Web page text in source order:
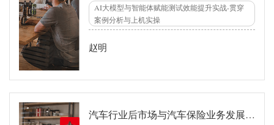
合质量与研发效能各典型场景需求，通过离
线开源大模型、AI智能体实现业务降本增效
的需求，如代码评审、测试用例自动化生
成、测试数据构造、代码质量评估等。
AI大模型与智能体赋能测试效能提升实战-贯穿
案例分析与上机实操
赵明
汽车行业后市场与汽车保险业务发展新趋势解析